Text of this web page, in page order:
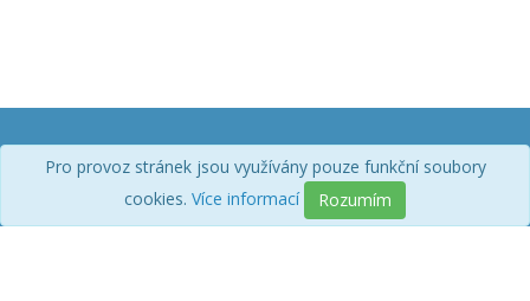
webdomu.cz
info@webdomu.cz
+420 605 836 225
Pro provoz stránek jsou využívány pouze funkční soubory
cookies. Více informací Rozumím